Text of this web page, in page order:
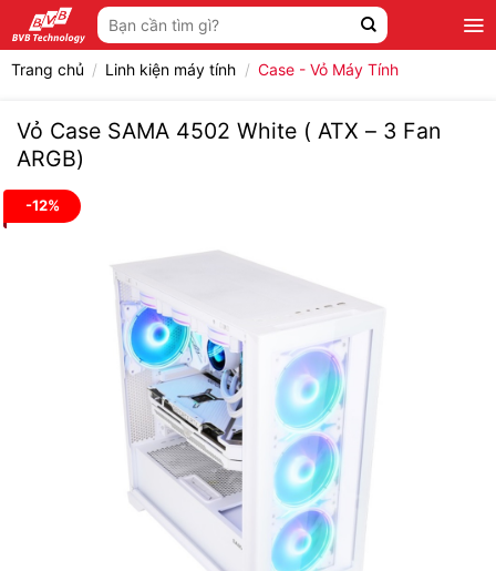
qua
nội
Tìm
kiếm:
Trang chủ / Linh kiện máy tính / Case - Vỏ Máy Tính
Vỏ Case SAMA 4502 White ( ATX – 3 Fan
ARGB)
-12%